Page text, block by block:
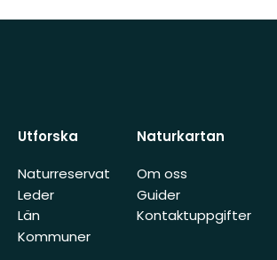
Utforska
Naturreservat
Leder
Län
Kommuner
Naturkartan
Om oss
Guider
Kontaktuppgifter